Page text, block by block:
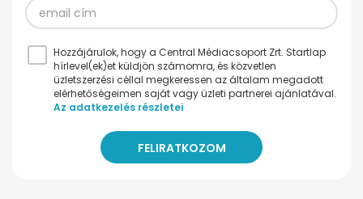
Hozzájárulok, hogy a Central Médiacsoport Zrt. Startlap
hírlevel(ek)et küldjön számomra, és közvetlen
üzletszerzési céllal megkeressen az általam megadott
elérhetőségeimen saját vagy üzleti partnerei ajánlatával.
Az adatkezelés részletei